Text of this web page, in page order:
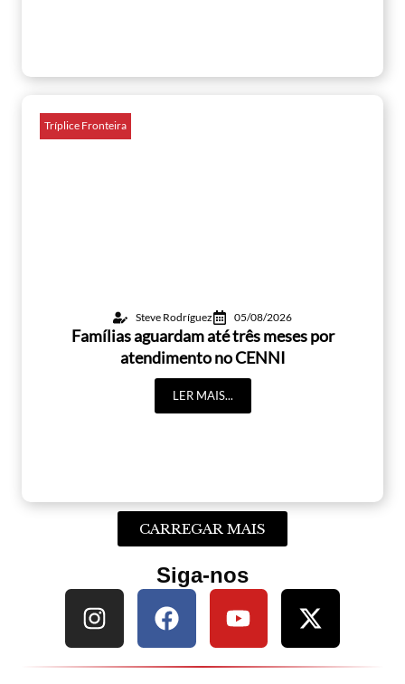
Tríplice Fronteira
Steve Rodríguez 05/08/2026
Famílias aguardam até três meses por
atendimento no CENNI
LER MAIS...
CARREGAR MAIS
Siga-nos